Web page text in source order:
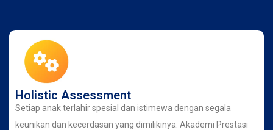
Holistic Assessment
Setiap anak terlahir spesial dan istimewa dengan segala
keunikan dan kecerdasan yang dimilikinya. Akademi Prestasi